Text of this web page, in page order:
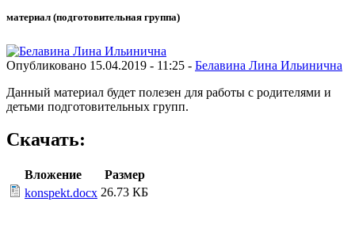
материал (подготовительная группа)
Опубликовано 15.04.2019 - 11:25 - Белавина Лина Ильинична
Данный материал будет полезен для работы с родителями и
детьми подготовительных групп.
Скачать:
Вложение
Размер
konspekt.docx 26.73 КБ